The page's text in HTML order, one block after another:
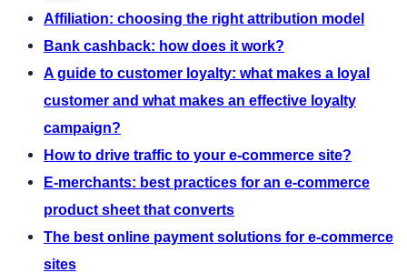
Affiliation: choosing the right attribution model
Bank cashback: how does it work?
A guide to customer loyalty: what makes a loyal
customer and what makes an effective loyalty
campaign?
How to drive traffic to your e-commerce site?
E-merchants: best practices for an e-commerce
product sheet that converts
The best online payment solutions for e-commerce
sites